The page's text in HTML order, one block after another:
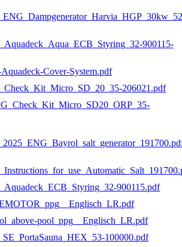
900115-
Cover-System.pdf
206021.pdf
900115.pdf
pool_ppg__Englisch_LR.pdf
100000.pdf